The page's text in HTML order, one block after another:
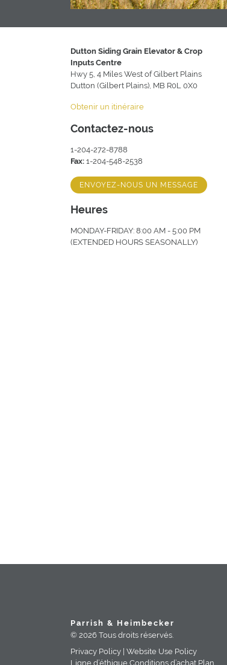
Dutton Siding Grain Elevator & Crop
Inputs Centre
Hwy 5, 4 Miles West of Gilbert Plains
Dutton (Gilbert Plains), MB R0L 0X0
Obtenir un itinéraire
Contactez-nous
1-204-272-8788
Fax:1-204-548-2538
ENVOYEZ-NOUS UN MESSAGE
Heures
MONDAY-FRIDAY: 8:00 AM - 5:00 PM
(EXTENDED HOURS SEASONALLY)
Parrish & Heimbecker
© 2026 Tous droits réservés.
Privacy Policy | Website Use Policy
Ligne d’éthique Conditions d’achat Plan